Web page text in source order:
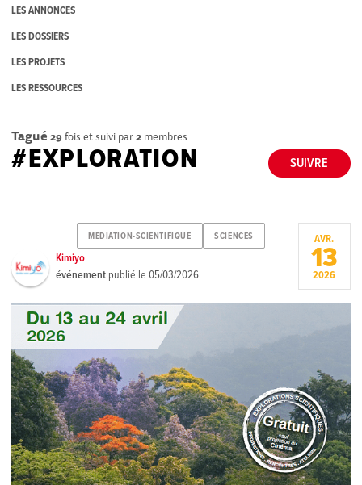
LES ANNONCES
LES DOSSIERS
LES PROJETS
LES RESSOURCES
Tagué 29 fois et suivi par2 membres
SUIVRE
#EXPLORATION
MEDIATION-SCIENTIFIQUE SCIENCES
Kimiyo
événement publié le05/03/2026
AVR.
13
2026